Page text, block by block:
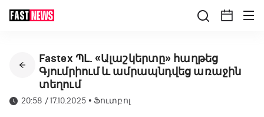
Fastex ՊԼ. «Ալաշկերտը» հաղթեց
Գյումրիում և ամրապնդվեց առաջին
տեղում
20:58 / 17.10.2025 •Ֆուտբոլ